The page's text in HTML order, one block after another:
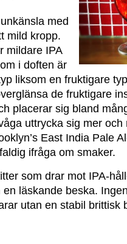
med
mild kropp.
mildare IPA
i doften är
liksom en fruktigare
de fruktigare
placerar sig bland
uttrycka sig mer
East India Pale
ifråga om smaker.
som drar mot IPA-
läskande beska.
utan en stabil brittisk